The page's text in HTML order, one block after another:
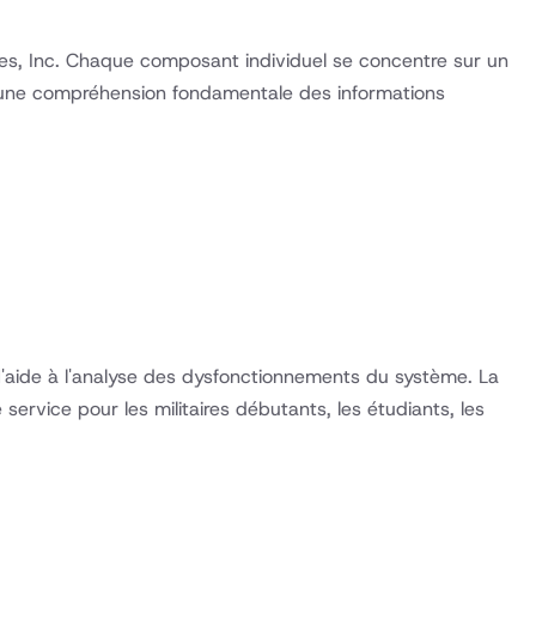
Inc. Chaque composant individuel se concentre sur un
compréhension fondamentale des informations
à l'analyse des dysfonctionnements du système. La
pour les militaires débutants, les étudiants, les